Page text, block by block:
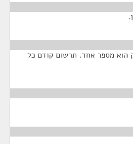
הוא מספר אחד. תרשום קודם כל